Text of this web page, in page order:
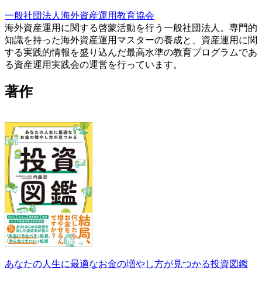
一般社団法人海外資産運用教育協会
海外資産運用に関する啓蒙活動を行う一般社団法人。専門的
知識を持った海外資産運用マスターの養成と、資産運用に関
する実践的情報を盛り込んだ最高水準の教育プログラムであ
る資産運用実践会の運営を行っています。
著作
あなたの人生に最適なお金の増やし方が見つかる投資図鑑